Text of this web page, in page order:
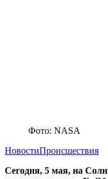
Фото: NASA
НовостиПроисшествия
Сегодня, 5 мая, на